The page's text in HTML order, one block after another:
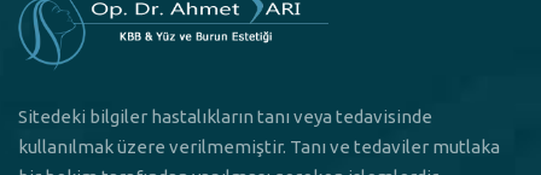
Sitedeki bilgiler hastalıkların tanı veya tedavisinde
kullanılmak üzere verilmemiştir. Tanı ve tedaviler mutlaka